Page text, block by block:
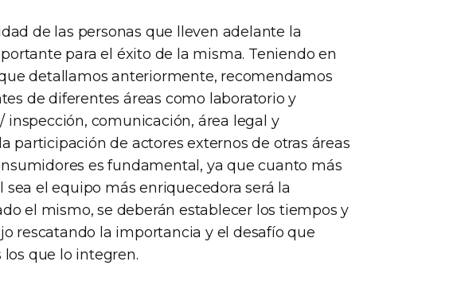
de las personas que lleven adelante la
para el éxito de la misma. Teniendo en
detallamos anteriormente, recomendamos
de diferentes áreas como laboratorio y
comunicación, área legal y
participación de actores externos de otras áreas
es fundamental, ya que cuanto más
el equipo más enriquecedora será la
el mismo, se deberán establecer los tiempos y
rescatando la importancia y el desafío que
que lo integren.